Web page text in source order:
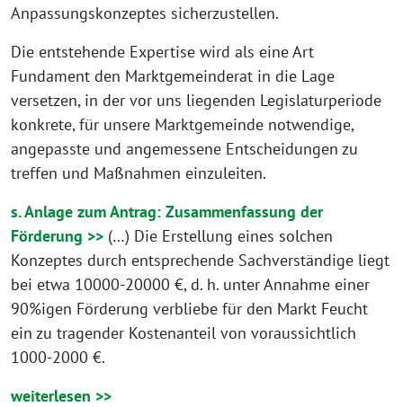
Anpassungskonzeptes sicherzustellen.
Die entstehende Expertise wird als eine Art
Fundament den Marktgemeinderat in die Lage
versetzen, in der vor uns liegenden Legislaturperiode
konkrete, für unsere Marktgemeinde notwendige,
angepasste und angemessene Entscheidungen zu
treffen und Maßnahmen einzuleiten.
s. Anlage zum Antrag: Zusammenfassung der
Förderung >> (…) Die Erstellung eines solchen
Konzeptes durch entsprechende Sachverständige liegt
bei etwa 10000-20000 €, d. h. unter Annahme einer
90%igen Förderung verbliebe für den Markt Feucht
ein zu tragender Kostenanteil von voraussichtlich
1000-2000 €.
weiterlesen >>